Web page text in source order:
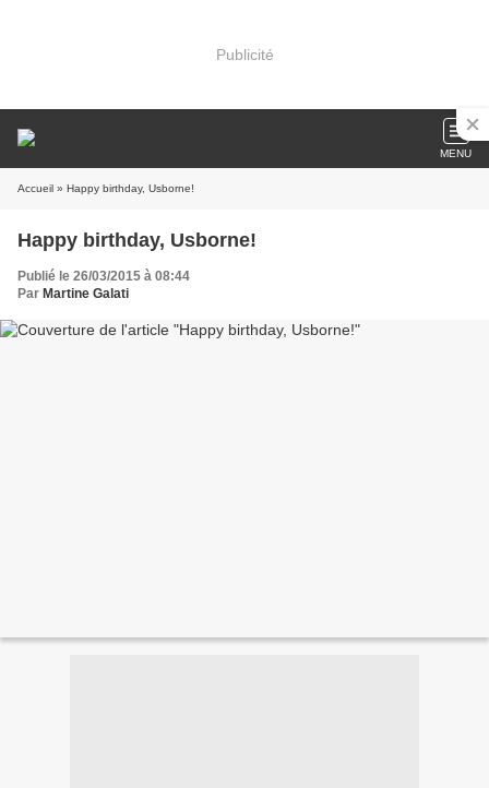
Publicité
MENU
Accueil » Happy birthday, Usborne!
Happy birthday, Usborne!
Publié le 26/03/2015 à 08:44
Par Martine Galati